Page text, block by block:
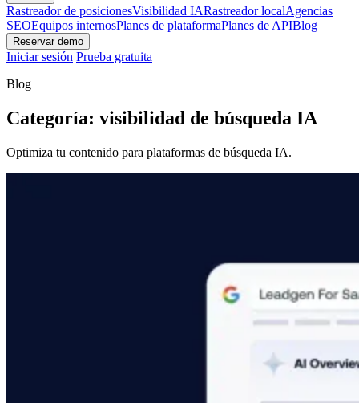
Rastreador de posicionesVisibilidad IARastreador localAgencias
SEOEquipos internosPlanes de plataformaPlanes de APIBlog
Reservar demo
Iniciar sesión Prueba gratuita
Blog
Categoría: visibilidad de búsqueda IA
Optimiza tu contenido para plataformas de búsqueda IA.